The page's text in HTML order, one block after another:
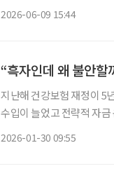
2026-06-09 15:44
지난해 건강보험 재정이 5
수입이 늘었고 전략적 자
2026-01-30 09:55